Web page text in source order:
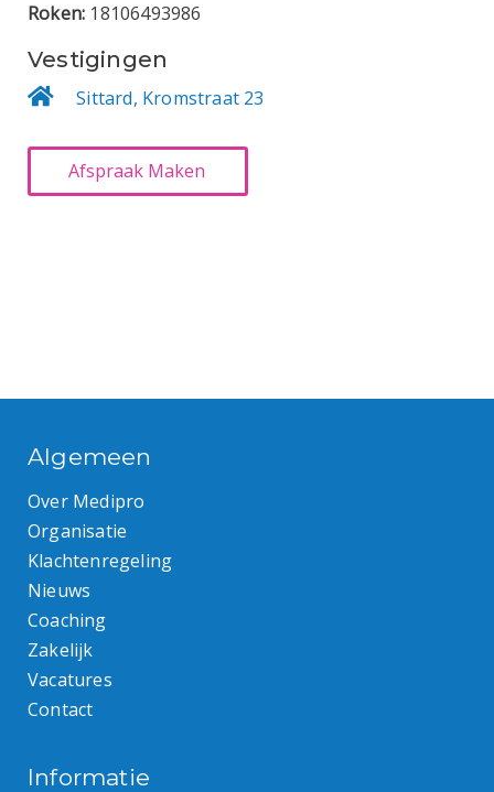
Roken: 18106493986
Vestigingen
Sittard, Kromstraat 23
Algemeen
Over Medipro
Organisatie
Klachtenregeling
Nieuws
Coaching
Zakelijk
Vacatures
Contact
Informatie